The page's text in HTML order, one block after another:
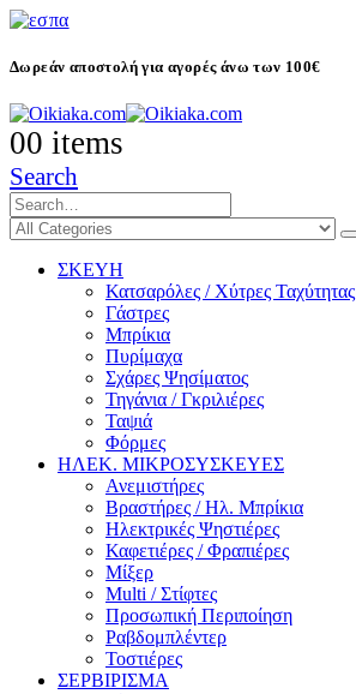
Δωρεάν αποστολή για αγορές άνω των 100€
00 items
Search
ΣΚΕΥΗ
Κατσαρόλες / Χύτρες Ταχύτητας
Γάστρες
Μπρίκια
Πυρίμαχα
Σχάρες Ψησίματος
Τηγάνια / Γκριλιέρες
Ταψιά
Φόρμες
ΗΛΕΚ. ΜΙΚΡΟΣΥΣΚΕΥΕΣ
Ανεμιστήρες
Βραστήρες / Ηλ. Μπρίκια
Ηλεκτρικές Ψηστιέρες
Καφετιέρες / Φραπιέρες
Μίξερ
Multi / Στίφτες
Προσωπική Περιποίηση
Ραβδομπλέντερ
Τοστιέρες
ΣΕΡΒΙΡΙΣΜΑ